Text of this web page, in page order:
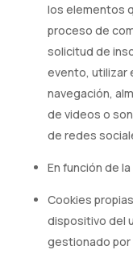
los elementos
proceso de
solicitud de
evento, utilizar
navegación,
de videos o
de redes
En función de
Cookies
dispositivo del
gestionado por